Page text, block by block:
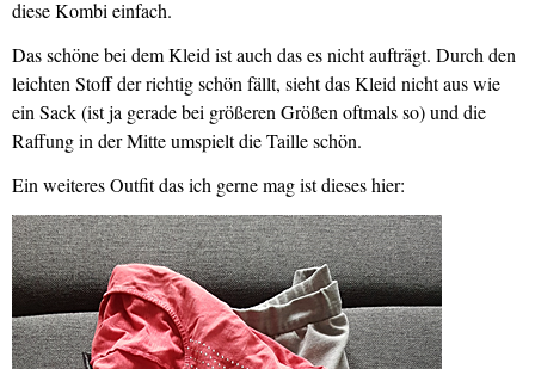
diese Kombi einfach.
Das schöne bei dem Kleid ist auch das es nicht aufträgt. Durch den
leichten Stoff der richtig schön fällt, sieht das Kleid nicht aus wie
ein Sack (ist ja gerade bei größeren Größen oftmals so) und die
Raffung in der Mitte umspielt die Taille schön.
Ein weiteres Outfit das ich gerne mag ist dieses hier: